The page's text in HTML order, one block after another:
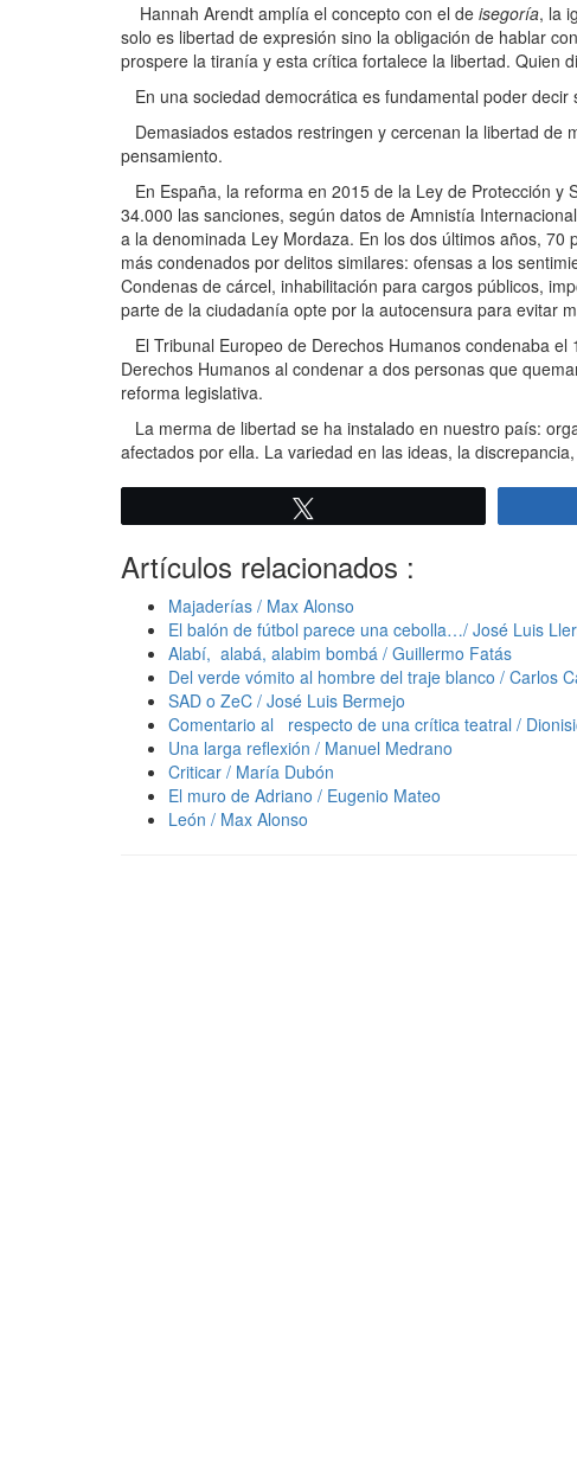
Hannah Arendt amplía el concepto con el de isegoría, la
solo es libertad de expresión sino la obligación de hablar
prospere la tiranía y esta crítica fortalece la libertad. Quien
En una sociedad democrática es fundamental poder
Demasiados estados restringen y cercenan la libertad de
pensamiento.
En España, la reforma en 2015 de la Ley de Protección y
34.000 las sanciones, según datos de Amnistía
a la denominada Ley Mordaza. En los dos últimos años,
más condenados por delitos similares: ofensas a los
Condenas de cárcel, inhabilitación para cargos públicos,
parte de la ciudadanía opte por la autocensura para evitar
El Tribunal Europeo de Derechos Humanos condenaba
Derechos Humanos al condenar a dos personas que
reforma legislativa.
La merma de libertad se ha instalado en nuestro país:
afectados por ella. La variedad en las ideas, la
Artículos relacionados :
Majaderías / Max Alonso
El balón de fútbol parece una cebolla…/ José Luis
Alabí, alabá, alabim bombá / Guillermo Fatás
Del verde vómito al hombre del traje blanco / Carlos
SAD o ZeC / José Luis Bermejo
Comentario al respecto de una crítica teatral /
Una larga reflexión / Manuel Medrano
Criticar / María Dubón
El muro de Adriano / Eugenio Mateo
León / Max Alonso